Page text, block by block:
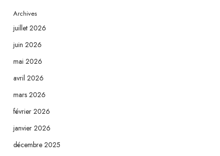
Archives
juillet 2026
juin 2026
mai 2026
avril 2026
mars 2026
février 2026
janvier 2026
décembre 2025